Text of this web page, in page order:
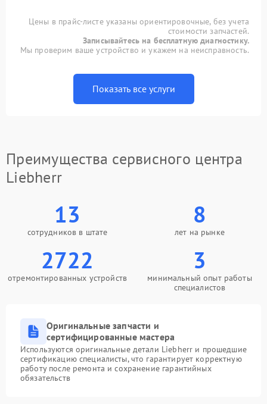
Цены в прайс-листе указаны ориентировочные, без учета
стоимости запчастей.
Записывайтесь на бесплатную диагностику.
Мы проверим ваше устройство и укажем на неисправность.
Показать все услуги
Преимущества сервисного центра
Liebherr
13
сотрудников в штате
8
лет на рынке
2722
отремонтированных устройств
3
минимальный опыт работы
специалистов
Оригинальные запчасти и
сертифицированные мастера
Используются оригинальные детали Liebherr и прошедшие
сертификацию специалисты, что гарантирует корректную
работу после ремонта и сохранение гарантийных
обязательств